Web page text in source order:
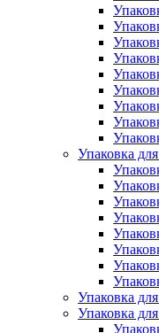
Упаковка
Упаковка
Упаковка